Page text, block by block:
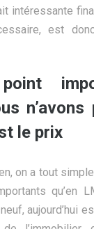
intéressante
est
point
le prix
on a tout
qu’en
aujourd’hui